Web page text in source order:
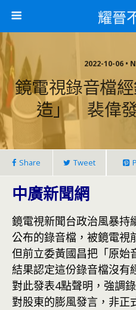
耀晉
2022-10-06 •
鏡電視錄音檔
造」 裴偉
Share Tweet
中廣新聞網
鏡電視新聞台政治風暴持
公布的錄音檔，被鏡電視
但前立委黃國昌把「原始
結果認定這份錄音檔沒有
對此發表4點聲明，強調
對股東的膨風發言，非正